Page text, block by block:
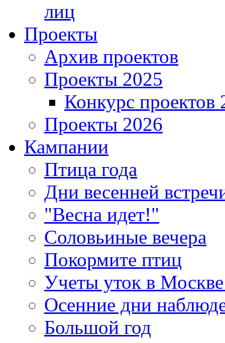
лиц
Проекты
Архив проектов
Проекты 2025
Конкурс проектов
Проекты 2026
Кампании
Птица года
Дни весенней
"Весна идет!"
Соловьиные вечера
Покормите птиц
Учеты уток в
Осенние дни
Большой год